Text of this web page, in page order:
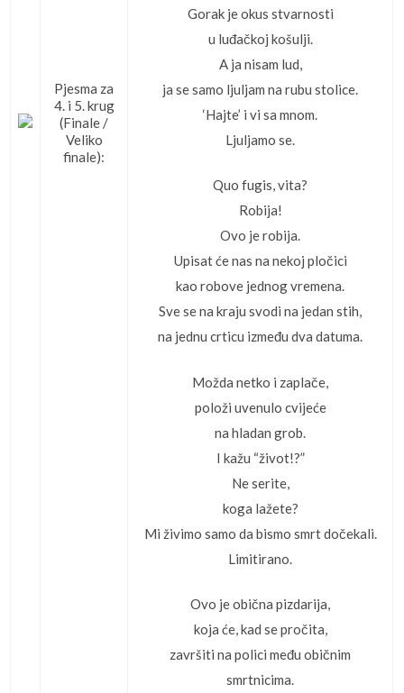
Pjesma za
4. i 5. krug
(Finale /
Veliko
finale):
Gorak je okus stvarnosti
u luđačkoj košulji.
A ja nisam lud,
ja se samo ljuljam na rubu stolice.
‘Hajte’ i vi sa mnom.
Ljuljamo se.
Quo fugis, vita?
Robija!
Ovo je robija.
Upisat će nas na nekoj pločici
kao robove jednog vremena.
Sve se na kraju svodi na jedan stih,
na jednu crticu između dva datuma.
Možda netko i zaplače,
položi uvenulo cvijeće
na hladan grob.
I kažu “život!?”
Ne serite,
koga lažete?
Mi živimo samo da bismo smrt dočekali.
Limitirano.
Ovo je obična pizdarija,
koja će, kad se pročita,
završiti na polici među običnim
smrtnicima.